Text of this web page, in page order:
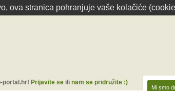
ova stranica pohranjuje vaše kolačiće
portal.hr! Prijavite seili nam se pridružite :)
Mi smo